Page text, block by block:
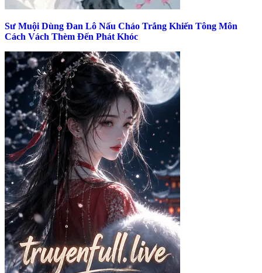
Sư Muội Dùng Đan Lô Nấu Cháo Trắng Khiến Tông Môn
Cách Vách Thèm Đến Phát Khóc